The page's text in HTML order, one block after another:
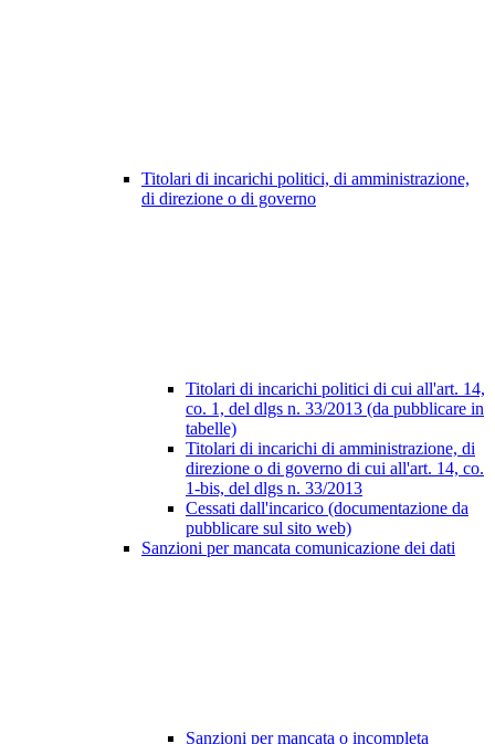
Titolari di incarichi politici, di amministrazione,
di direzione o di governo
Titolari di incarichi politici di cui all'art. 14,
co. 1, del dlgs n. 33/2013 (da pubblicare in
tabelle)
Titolari di incarichi di amministrazione, di
direzione o di governo di cui all'art. 14, co.
1-bis, del dlgs n. 33/2013
Cessati dall'incarico (documentazione da
pubblicare sul sito web)
Sanzioni per mancata comunicazione dei dati
Sanzioni per mancata o incompleta